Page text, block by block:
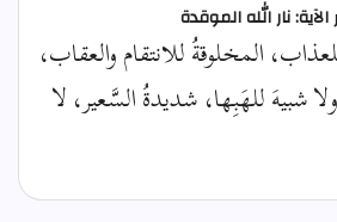
الآية: نار الله الموقدة
المخلوقةُ للانتقام والعقاب،
شبيهَ للهَبِها، شديدةُ السَّعير، لا